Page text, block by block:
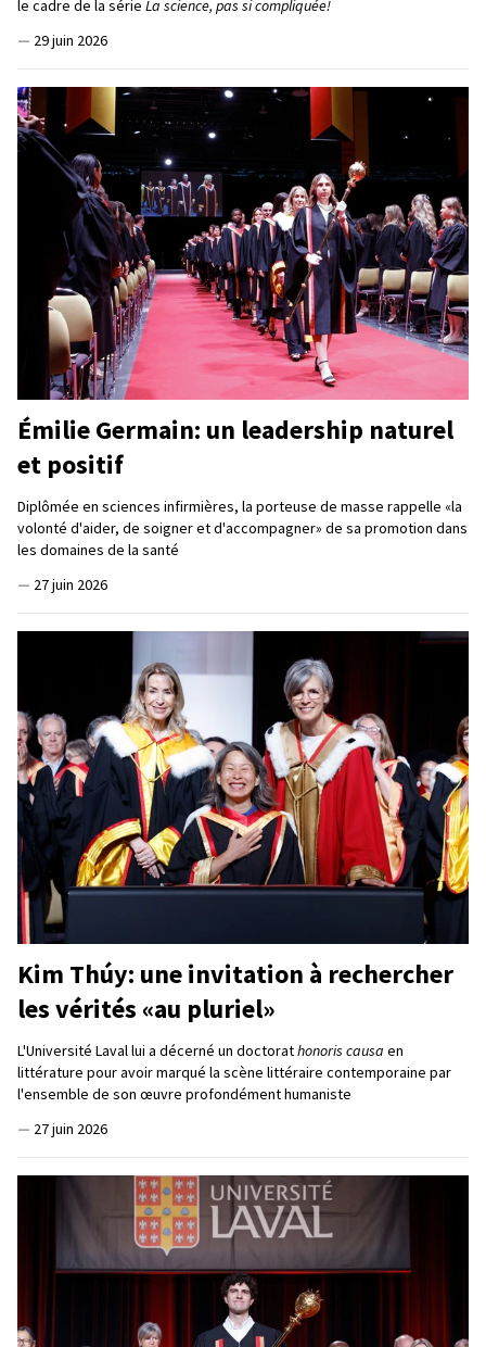
le cadre de la série La science, pas si compliquée!
— 29 juin 2026
Émilie Germain: un leadership naturel
et positif
Diplômée en sciences infirmières, la porteuse de masse rappelle «la
volonté d'aider, de soigner et d'accompagner» de sa promotion dans
les domaines de la santé
— 27 juin 2026
Kim Thúy: une invitation à rechercher
les vérités «au pluriel»
L'Université Laval lui a décerné un doctorathonoris causa en
littérature pour avoir marqué la scène littéraire contemporaine par
l'ensemble de son œuvre profondément humaniste
— 27 juin 2026